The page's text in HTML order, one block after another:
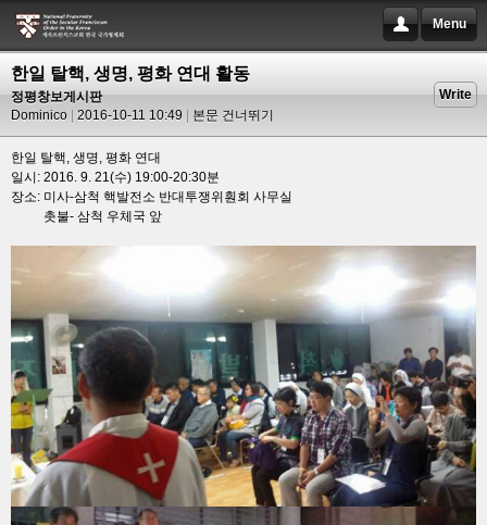
Menu
한일 탈핵, 생명, 평화 연대 활동
정평창보게시판
Dominico
2016-10-11 10:49 본문 건너뛰기
Write
한일 탈핵, 생명, 평화 연대
일시: 2016. 9. 21(수) 19:00-20:30분
장소: 미사-삼척 핵발전소 반대투쟁위훤회 사무실
촛불- 삼척 우체국 앞